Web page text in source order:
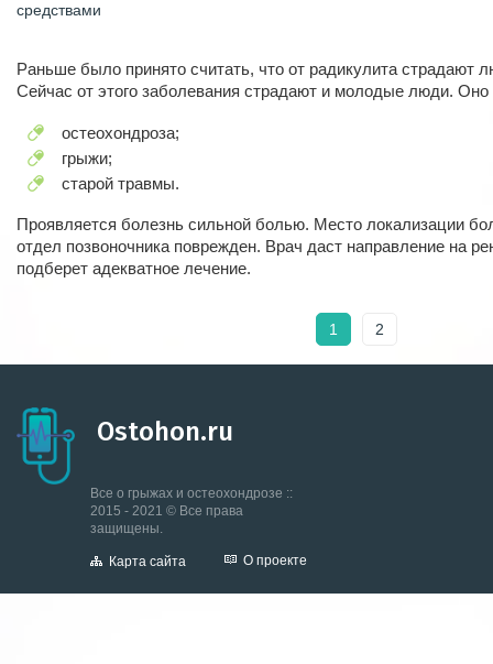
средствами
Раньше было принято считать, что от радикулита страдают
Сейчас от этого заболевания страдают и молодые люди. Оно
остеохондроза;
грыжи;
старой травмы.
Проявляется болезнь сильной болью. Место локализации
отдел позвоночника поврежден. Врач даст направление на
подберет адекватное лечение.
1 2
Ostohon.ru
Все о грыжах и остеохондрозе ::
2015 - 2021 © Все права
защищены.
Карта сайта О проекте